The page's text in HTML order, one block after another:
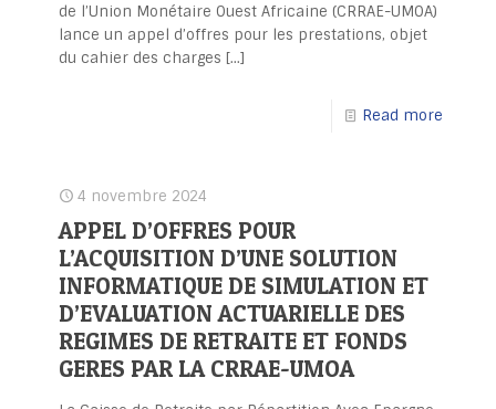
de l’Union Monétaire Ouest Africaine (CRRAE-UMOA)
lance un appel d’offres pour les prestations, objet
du cahier des charges […]
Read more
4 novembre 2024
APPEL D’OFFRES POUR
L’ACQUISITION D’UNE SOLUTION
INFORMATIQUE DE SIMULATION ET
D’EVALUATION ACTUARIELLE DES
REGIMES DE RETRAITE ET FONDS
GERES PAR LA CRRAE-UMOA